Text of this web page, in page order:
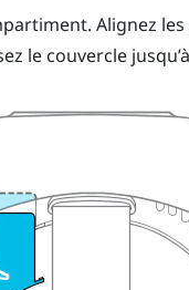
Alignez
le couvercle